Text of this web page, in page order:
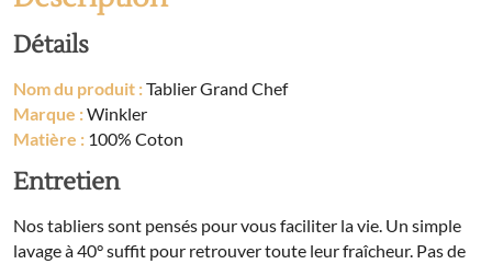
Détails
Nom du produit :Tablier Grand Chef
Marque :Winkler
Matière : 100% Coton
Entretien
Nos tabliers sont pensés pour vous faciliter la vie. Un simple
lavage à 40° suffit pour retrouver toute leur fraîcheur. Pas de